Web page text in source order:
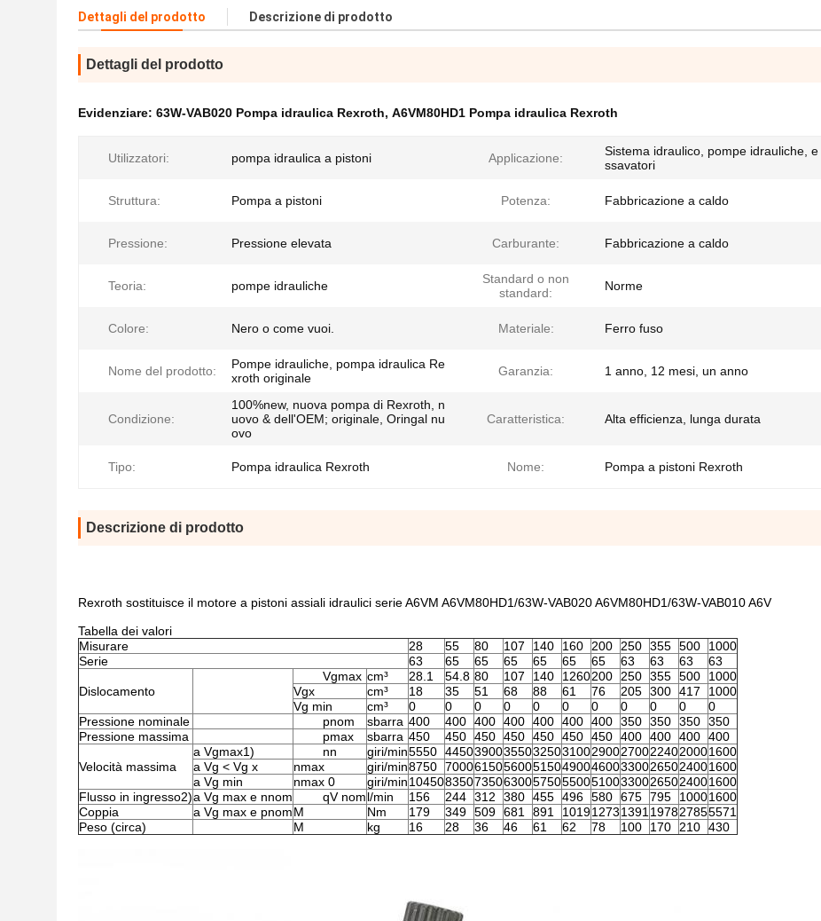
Dettagli del prodotto Descrizione di prodotto
Dettagli del prodotto
Evidenziare: 63W-VAB020 Pompa idraulica Rexroth, A6VM80HD1 Pompa idraulica Rexroth
Utilizzatori: pompa idraulica a pistoni Applicazione:
Sistema idraulico, pompe idrauliche, e
ssavatori
Struttura: Pompa a pistoni Potenza: Fabbricazione a caldo
Pressione: Pressione elevata Carburante: Fabbricazione a caldo
Teoria: pompe idrauliche
Standard o non
standard:
Norme
Colore: Nero o come vuoi. Materiale: Ferro fuso
Nome del prodotto:
Pompe idrauliche, pompa idraulica Re
xroth originale
Garanzia: 1 anno, 12 mesi, un anno
Condizione:
100%new, nuova pompa di Rexroth, n
uovo & dell'OEM; originale, Oringal nu
ovo
Caratteristica: Alta efficienza, lunga durata
Tipo: Pompa idraulica Rexroth Nome: Pompa a pistoni Rexroth
Descrizione di prodotto
Rexroth sostituisce il motore a pistoni assiali idraulici serie A6VM A6VM80HD1/63W-VAB020 A6VM80HD1/63W-VAB010 A6V
Tabella dei valori
Misurare
28 55 80 107 140 160 200 250 355 500
1000
Serie
63 65 65 65 65 65 65 63 63 63 63
Dislocamento
Vgmax cm³ 28.1 54.8 80 107 140 1260200 250 355 500
1000
Vgx
cm³ 18 35 51 68 88 61 76 205 300 417
1000
Vg min
cm³ 0 0 0 0 0 0 0 0 0 0
0
Pressione nominale
pnom sbarra 400 400 400 400 400 400 400 350 350 350 350
Pressione massima
pmax sbarra 450 450 450 450 450 450 450 400 400 400 400
Velocità massima
a Vgmax1) nn giri/min5550 4450390035503250310029002700224020001600
a Vg < Vg x
nmax giri/min8750 7000615056005150490046003300265024001600
a Vg min
nmax 0 giri/min104508350735063005750550051003300265024001600
Flusso in ingresso2)a Vg max e nnom qV noml/min 156 244 312 380 455 496 580 675 795 10001600
Coppia
a Vg max e pnomM Nm 179 349 509 681 891 101912731391 197827855571
Peso (circa)
M kg 16 28 36 46 61 62 78 100 170 210 430